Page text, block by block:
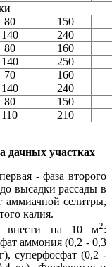
80
150
140
240
80
160
140
250
70
160
140
240
80
150
110 210
дачных участках
- фаза второго
высадки рассады в
аммиачной селитры,
калия.
внести на 10 м2:
аммония (0,2 - 0,3
суперфосфат (0,2 -